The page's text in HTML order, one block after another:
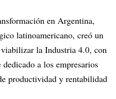
en Argentina,
latinoamericano, creó un
la Industria 4.0, con
a los empresarios
productividad y rentabilidad